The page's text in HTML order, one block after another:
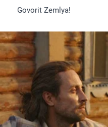
Govorit Zemlya!